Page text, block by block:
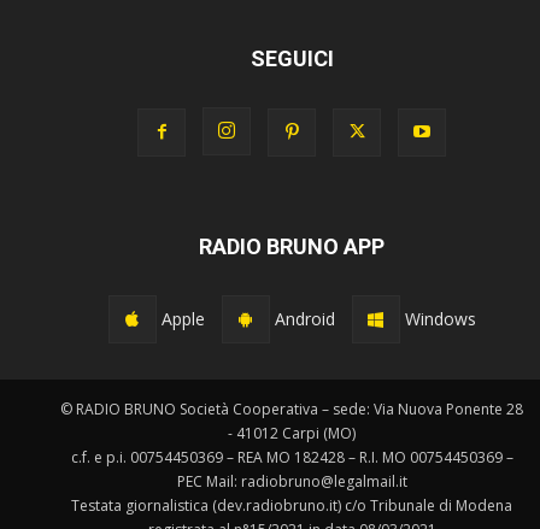
SEGUICI
RADIO BRUNO APP
Apple Android Windows
© RADIO BRUNO Società Cooperativa – sede: Via Nuova Ponente 28
- 41012 Carpi (MO)
c.f. e p.i. 00754450369 – REA MO 182428 – R.I. MO 00754450369 –
PEC Mail: radiobruno@legalmail.it
Testata giornalistica (dev.radiobruno.it) c/o Tribunale di Modena